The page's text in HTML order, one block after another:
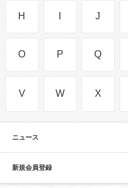
H J
O P Q
V W X
ニュース
新規会員登録